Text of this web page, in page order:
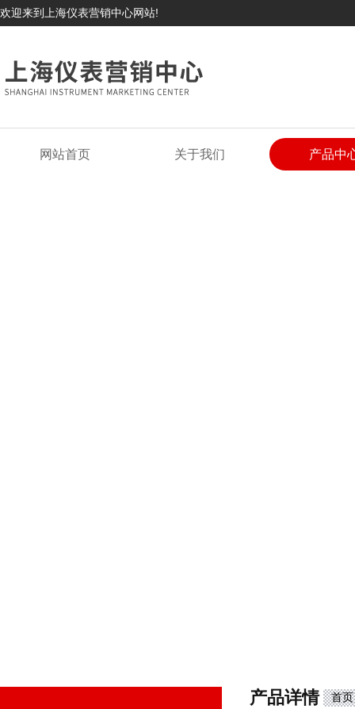
欢迎来到上海仪表营销中心网站!
网站首页 关于我们 产品中
产品详情 首页